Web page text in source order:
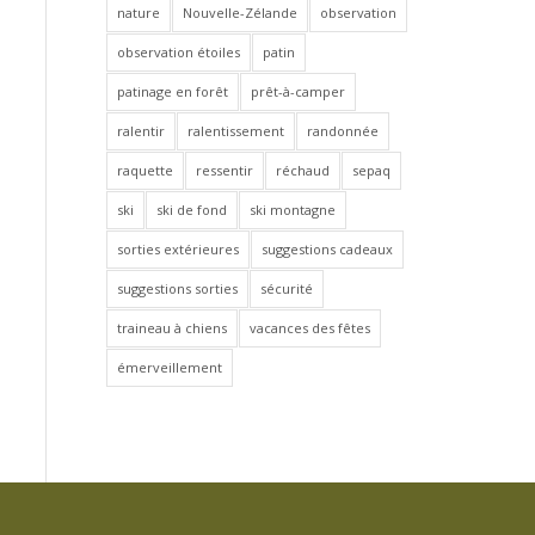
nature Nouvelle-Zélande observation
observation étoiles patin
patinage en forêt prêt-à-camper
ralentir ralentissement randonnée
raquette ressentir réchaud sepaq
ski ski de fond ski montagne
sorties extérieures suggestions cadeaux
suggestions sorties sécurité
traineau à chiens vacances des fêtes
émerveillement